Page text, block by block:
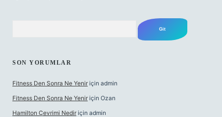
SON YORUMLAR
Fitness Den Sonra Ne Yenir için admin
Fitness Den Sonra Ne Yenir için Ozan
Hamilton Çevrimi Nedir için admin